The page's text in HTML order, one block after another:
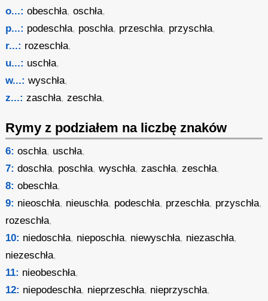
o...: obeschła,oschła,
p...: podeschła, poschła, przeschła, przyschła,
r...: rozeschła,
u...: uschła,
w...: wyschła,
z...: zaschła,zeschła,
Rymy z podziałem na liczbę znaków
6: oschła, uschła,
7: doschła, poschła,wyschła,zaschła,zeschła,
8: obeschła,
9: nieoschła, nieuschła, podeschła, przeschła, przyschła,
rozeschła,
10: niedoschła, nieposchła, niewyschła, niezaschła,
niezeschła,
11: nieobeschła,
12: niepodeschła, nieprzeschła, nieprzyschła,